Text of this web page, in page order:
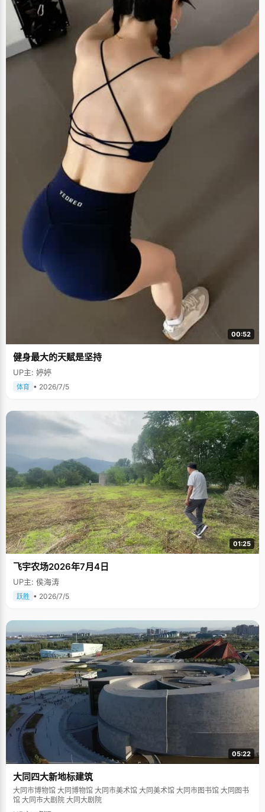
00:52
健身最大的天赋是坚持
UP主: 婷婷
体育 • 2026/7/5
01:25
飞宇农场2026年7月4日
UP主: 侯海涛
跃胜 • 2026/7/5
05:22
大同四大新地标建筑
大同市博物馆 大同博物馆 大同市美术馆 大同美术馆 大同市图书馆 大同图书
馆 大同市大剧院 大同大剧院